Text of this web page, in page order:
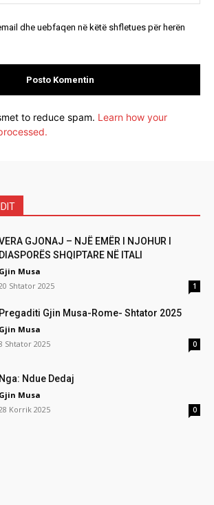
dhe uebfaqen në këtë shfletues për herën
to reduce spam. Learn how your
GJONAJ – NJË EMËR I NJOHUR I
DIASPORËS SHQIPTARE NË ITALI
Gjin Musa
Shtator 2025
1
Pregaditi Gjin Musa-Rome- Shtator 2025
Gjin Musa
Shtator 2025
0
Nga: Ndue Dedaj
Gjin Musa
Korrik 2025
0